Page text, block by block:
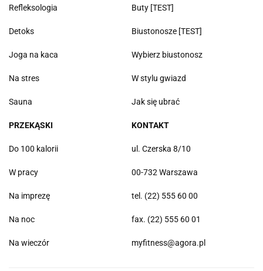
Refleksologia
Detoks
Joga na kaca
Na stres
Sauna
Buty [TEST]
Biustonosze [TEST]
Wybierz biustonosz
W stylu gwiazd
Jak się ubrać
PRZEKĄSKI
Do 100 kalorii
W pracy
Na imprezę
Na noc
Na wieczór
KONTAKT
ul. Czerska 8/10
00-732 Warszawa
tel. (22) 555 60 00
fax. (22) 555 60 01
myfitness@agora.pl